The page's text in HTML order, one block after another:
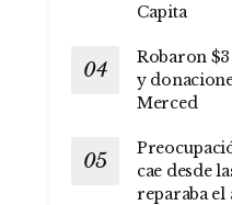
Capita
Robaron
y
Merced
cae desde
reparaba